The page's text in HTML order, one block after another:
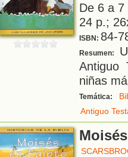
De 6 a
24 p.;
ISBN: 84-
Resumen:
Antiguo
niñas
Temática:
Antiguo